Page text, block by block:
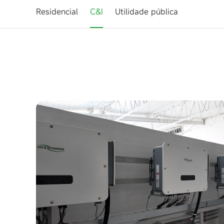
Residencial C&I Utilidade pública